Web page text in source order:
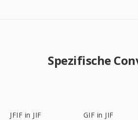
Spezifische
JFIF in JIF GIF in JIF